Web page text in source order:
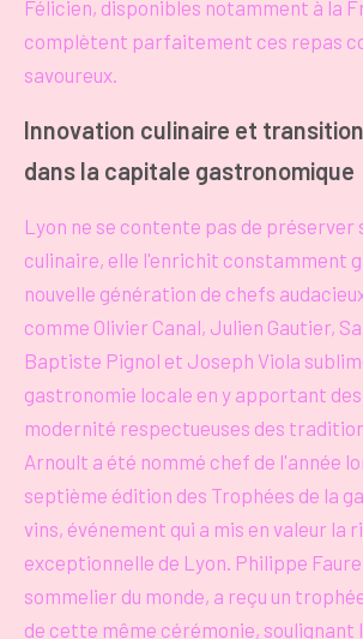
Félicien, disponibles notamment à la
complètent parfaitement ces repas
savoureux.
Innovation culinaire et
dans la capitale gastronomique
Lyon ne se contente pas de préserver
culinaire, elle l'enrichit constamment
nouvelle génération de chefs
comme Olivier Canal, Julien Gautier,
Baptiste Pignol et Joseph Viola
gastronomie locale en y apportant
modernité respectueuses des
Arnoult a été nommé chef de l'année
septième édition des Trophées de la
vins, événement qui a mis en valeur la
exceptionnelle de Lyon. Philippe
sommelier du monde, a reçu un
de cette même cérémonie, soulignant